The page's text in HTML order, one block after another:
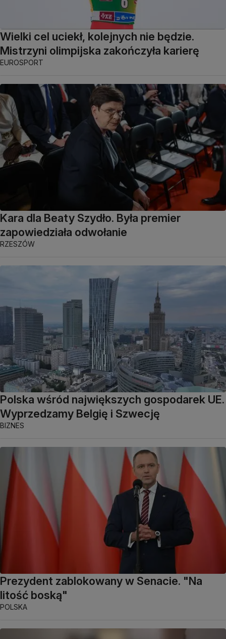
Wielki cel uciekł, kolejnych nie będzie.
Mistrzyni olimpijska zakończyła karierę
EUROSPORT
Kara dla Beaty Szydło. Była premier
zapowiedziała odwołanie
RZESZÓW
Polska wśród największych gospodarek UE.
Wyprzedzamy Belgię i Szwecję
BIZNES
Prezydent zablokowany w Senacie. "Na
litość boską"
POLSKA